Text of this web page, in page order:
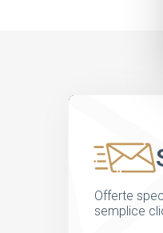
Offerte
semplice